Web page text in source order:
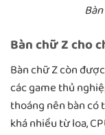
Bàn chữ Z cho
Bàn chữ Z còn
các game thủ
thoáng nên bàn
khá nhiều từ loa,